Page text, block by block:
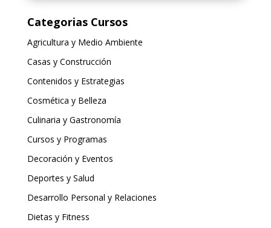
Categorias Cursos
Agricultura y Medio Ambiente
Casas y Construcción
Contenidos y Estrategias
Cosmética y Belleza
Culinaria y Gastronomía
Cursos y Programas
Decoración y Eventos
Deportes y Salud
Desarrollo Personal y Relaciones
Dietas y Fitness